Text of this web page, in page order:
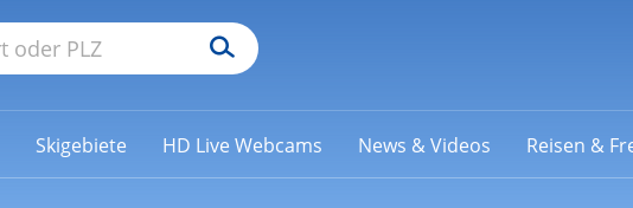
Skigebiete HD Live Webcams News & Videos Reisen &